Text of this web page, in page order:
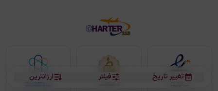
ارزانترین فیلتر تغییر تاریخ